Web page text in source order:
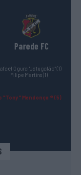
Parede FC
Ogura "Jatugalão" (1)
Filipe Martins (1)
"Tony" Mendonça ® (5)